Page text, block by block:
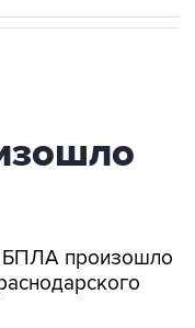
БПЛА произошло